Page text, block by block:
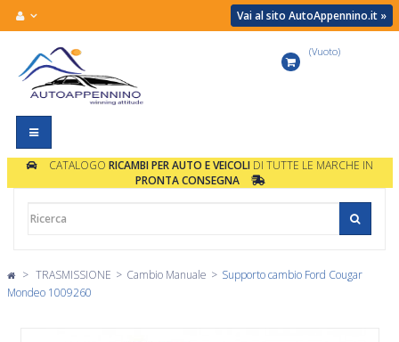
Vai al sito AutoAppennino.it »
Navigazione
Toggle
(Vuoto)
CATALOGO RICAMBI PER AUTO E VEICOLIDI TUTTE LE MARCHE IN
PRONTA CONSEGNA
> TRASMISSIONE > Cambio Manuale > Supporto cambio Ford Cougar
Mondeo 1009260